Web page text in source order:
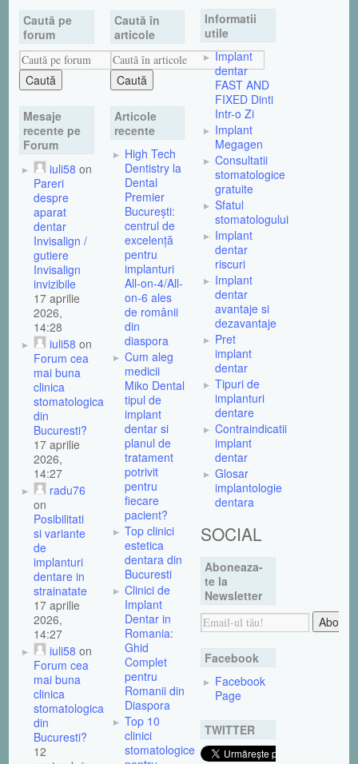
Caută pe
forum
Mesaje
recente pe
Forum
iuli58 on
Pareri
despre
aparat
dentar
Invisalign /
gutiere
Invisalign
invizibile
17 aprilie
2026,
14:28
iuli58 on
Forum cea
mai buna
clinica
stomatologica
din
Bucuresti?
17 aprilie
2026,
14:27
radu76
on
Posibilitati
si variante
de
implanturi
dentare in
strainatate
17 aprilie
2026,
14:27
iuli58 on
Forum cea
mai buna
clinica
stomatologica
din
Bucuresti?
12
Caută în
articole
Articole
recente
High Tech
Dentistry la
Dental
Premier
București:
centrul de
excelență
pentru
implanturi
All-on-4/All-
on-6 ales
de românii
din
diaspora
Cum aleg
medicii
Miko Dental
tipul de
implant
dentar si
planul de
tratament
potrivit
pentru
fiecare
pacient?
Top clinici
estetica
dentara din
Bucuresti
Clinici de
Implant
Dentar in
Romania:
Ghid
Complet
pentru
Romanii din
Diaspora
Top 10
clinici
stomatologice
Informatii
utile
Implant
dentar
FAST AND
FIXED Dinti
Intr-o Zi
Implant
Megagen
Consultatii
stomatologice
gratuite
Sfatul
stomatologului
Implant
dentar
riscuri
Implant
dentar
avantaje si
dezavantaje
Pret
implant
dentar
Tipuri de
implanturi
dentare
Contraindicatii
implant
dentar
Glosar
implantologie
dentara
SOCIAL
Aboneaza-
te la
Newsletter
Facebook
Facebook
Page
TWITTER